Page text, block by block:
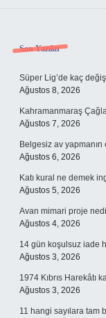
Sidebar
Son Yazılar
Süper Lig’de kaç
Ağustos 8, 2026
Kahramanmaraş
Ağustos 7, 2026
Belgesiz av yapmanın
Ağustos 6, 2026
Katı kural ne demek
Ağustos 5, 2026
Avan mimari proje
Ağustos 4, 2026
14 gün koşulsuz iade
Ağustos 3, 2026
1974 Kıbrıs Harekâtı
Ağustos 3, 2026
11 hangi sayılara tam